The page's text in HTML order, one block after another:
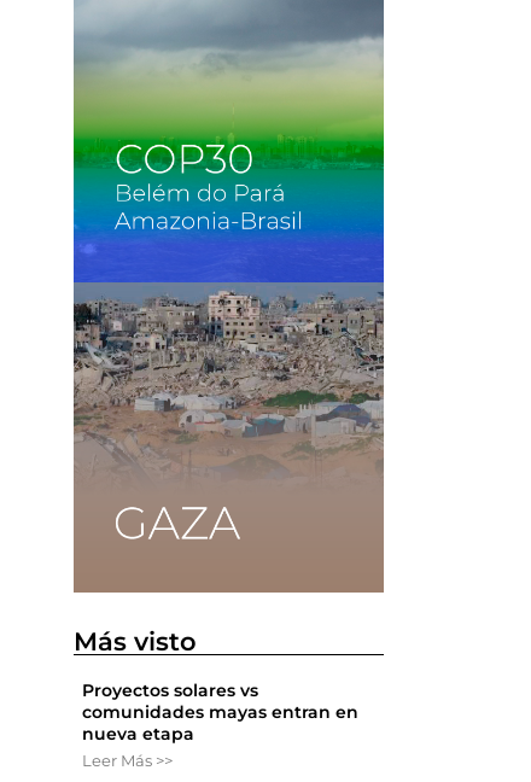
Más visto
Proyectos solares vs
comunidades mayas entran en
nueva etapa
Leer Más >>